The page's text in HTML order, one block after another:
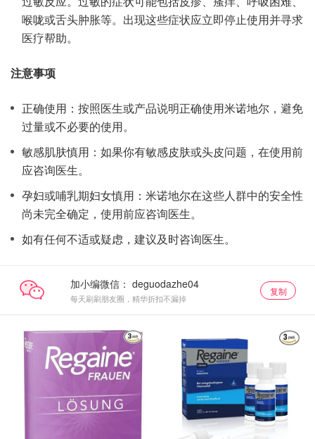
喉咙或舌头肿胀等。出现这些症状应立即停止使用并寻求
医疗帮助。
注意事项
正确使用：按照医生或产品说明正确使用米诺地尔，避免
过量或不必要的使用。
敏感肌肤慎用：如果你有敏感皮肤或头皮问题，在使用前
应咨询医生。
孕妇或哺乳期妇女慎用：米诺地尔在这些人群中的安全性
尚未完全确定，使用前应咨询医生。
如有任何不适或疑虑，建议及时咨询医生。
加小编微信：
每天刷刷朋友圈，精华折扣不漏掉
复制